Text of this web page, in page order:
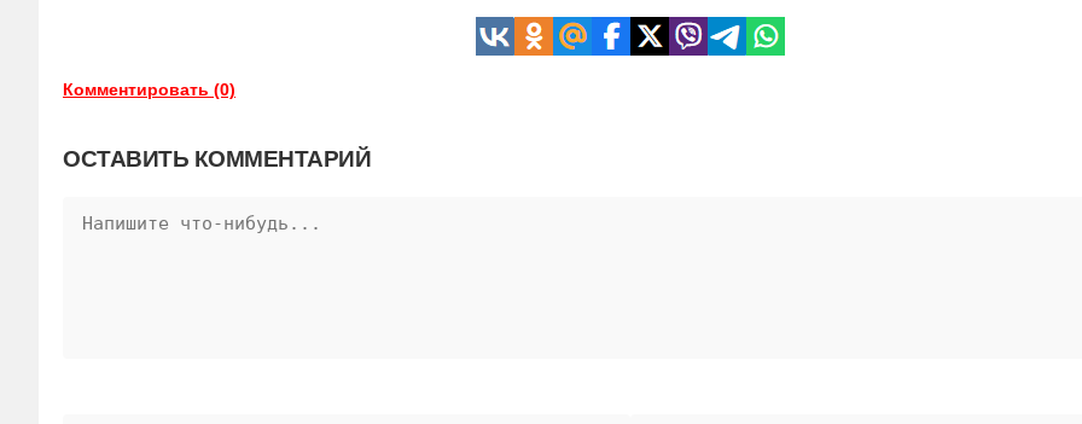
Комментировать (0)
ОСТАВИТЬ КОММЕНТАРИЙ